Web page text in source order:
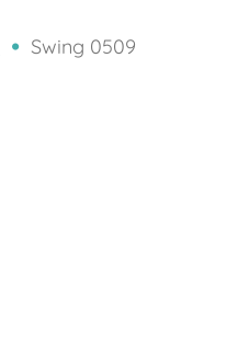
Swing 0509